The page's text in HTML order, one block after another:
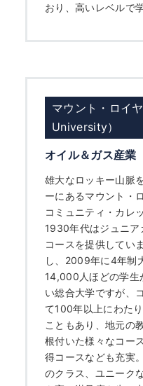
なぜ
おり、高いレベルで
マウント・ロイ
University）
オイル＆ガス産業
雄大なロッキー山脈
ーにあるマウント・
コミュニティ・カレ
1930年代はジュニア
コースを提供してい
し、2009年に4年制
14,000人ほどの学生
い総合大学ですが、
て100年以上にわた
こともあり、地元の
根付いた様々なコー
得コースなども充実
のクラス、ユニーク